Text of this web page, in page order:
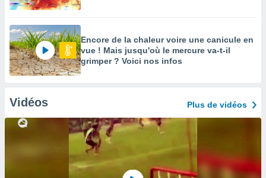
Encore de la chaleur voire une canicule en
vue ! Mais jusqu'où le mercure va-t-il
grimper ? Voici nos infos
Vidéos Plus de vidéos